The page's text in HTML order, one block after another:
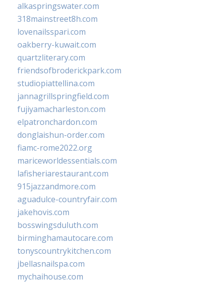
alkaspringswater.com
318mainstreet8h.com
lovenailsspari.com
oakberry-kuwait.com
quartzliterary.com
friendsofbroderickpark.com
studiopiattellina.com
jannagrillspringfield.com
fujiyamacharleston.com
elpatronchardon.com
donglaishun-order.com
fiamc-rome2022.org
mariceworldessentials.com
lafisheriarestaurant.com
915jazzandmore.com
aguadulce-countryfair.com
jakehovis.com
bosswingsduluth.com
birminghamautocare.com
tonyscountrykitchen.com
jbellasnailspa.com
mychaihouse.com